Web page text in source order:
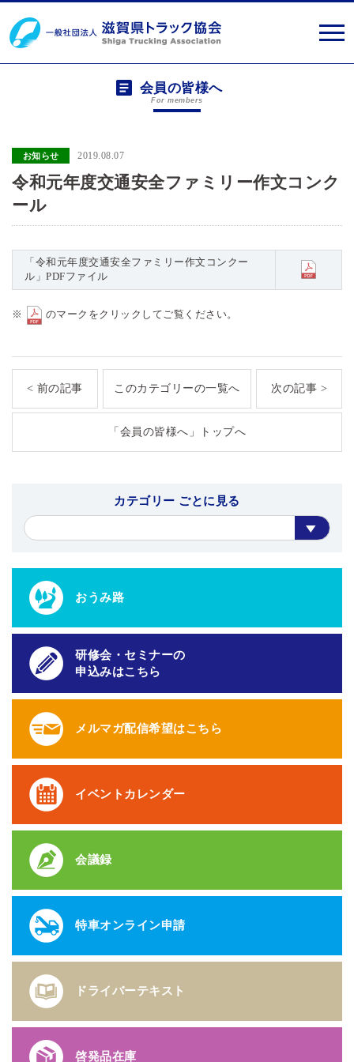
会員の皆様へ
For members
お知らせ 2019.08.07
令和元年度交通安全ファミリー作文コンク
ール
「令和元年度交通安全ファミリー作文コンクー
ル」PDFファイル
※ のマークをクリックしてご覧ください。
< 前の記事 このカテゴリーの一覧へ 次の記事 >
「会員の皆様へ」トップへ
カテゴリー ごとに見る
おうみ路
研修会・セミナーの
申込みはこちら
メルマガ配信希望はこちら
イベントカレンダー
会議録
特車オンライン申請
ドライバーテキスト
啓発品在庫